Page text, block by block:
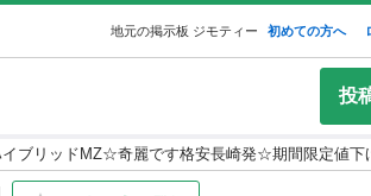
地元の掲示板 ジモティー 初めての方へ
投
ブリッドMZ☆奇麗です格安長崎発☆期間限定値